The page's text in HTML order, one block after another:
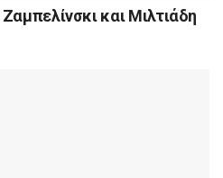
Ζαμπελίνσκι και Μιλτιάδη